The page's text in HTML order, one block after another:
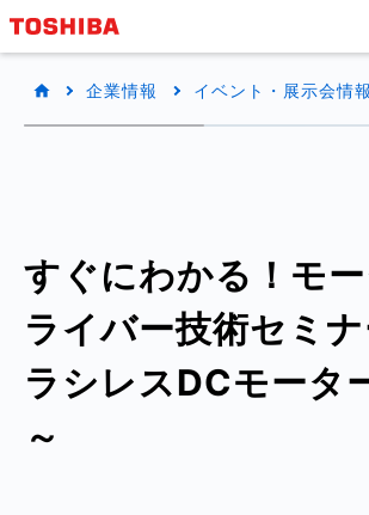
企業情報 イベント・展示会情報
すぐにわかる！モ
ライバー技術セミ
ラシレスDCモータ
～